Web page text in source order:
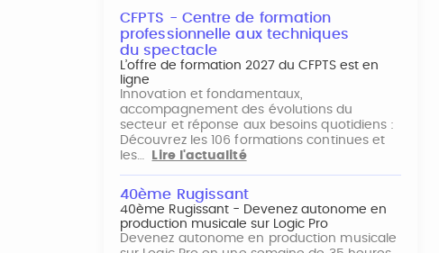
CFPTS - Centre de formation
professionnelle aux techniques
du spectacle
L’offre de formation 2027 du CFPTS est en
ligne
Innovation et fondamentaux,
accompagnement des évolutions du
secteur et réponse aux besoins quotidiens :
Découvrez les 106 formations continues et
les…
Lire l'actualité
40ème Rugissant
40ème Rugissant - Devenez autonome en
production musicale sur Logic Pro
Devenez autonome en production musicale